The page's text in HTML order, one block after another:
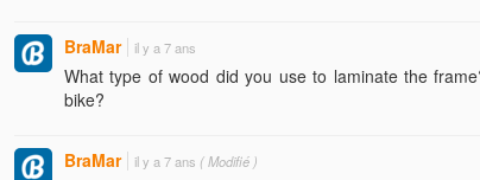
BraMar il y a 7 ans
What type of wood did you use to laminate the
bike?
BraMar il y a 7 ans ( Modifié )